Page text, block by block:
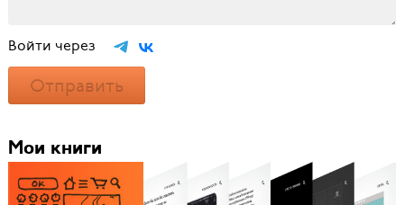
Войти через
Отправить
Мои книги